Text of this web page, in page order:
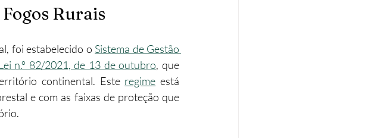
Rurais
foi estabelecido o Sistema de Gestão
n.º 82/2021, de 13 de outubro, que
continental. Este regime está
e com as faixas de proteção que